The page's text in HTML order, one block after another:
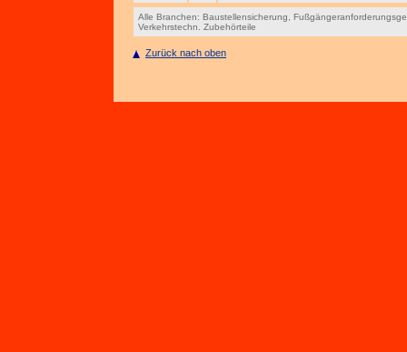
Alle Branchen: Baustellensicherung
Verkehrstechn. Zubehörteile
Zurück nach oben